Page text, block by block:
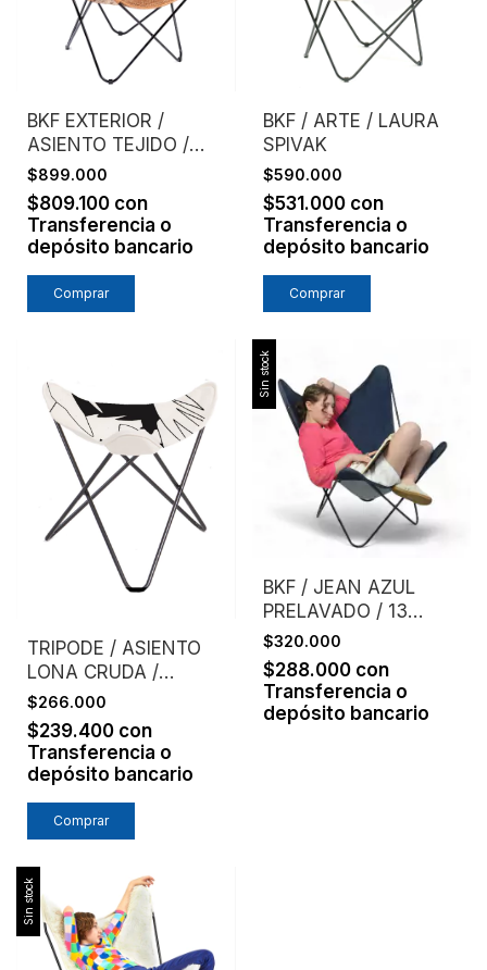
BKF EXTERIOR /
ASIENTO TEJIDO /
MIMBRE NATURAL
TEJIDO
$899.000
$809.100 con
Transferencia o
depósito bancario
Comprar
BKF / ARTE / LAURA
SPIVAK
$590.000
$531.000 con
Transferencia o
depósito bancario
Comprar
TRIPODE / ASIENTO
LONA CRUDA /
LAURA SPIVAK
$266.000
$239.400 con
Transferencia o
depósito bancario
Comprar
Sin stock
BKF / JEAN AZUL
PRELAVADO / 13
ONZAS
$320.000
$288.000 con
Transferencia o
depósito bancario
Sin stock